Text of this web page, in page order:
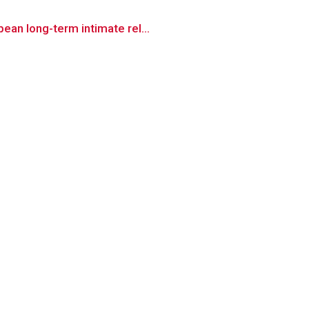
long-term intimate rel...